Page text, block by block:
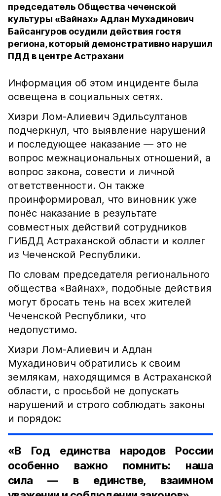
председатель Общества чеченской
культуры «Вайнах» Адлан Мухадинович
Байсангуров осудили действия гостя
региона, который демонстративно нарушил
ПДД в центре Астрахани
Информация об этом инциденте была
освещена в социальных сетях.
Хизри Лом-Алиевич Эдильсултанов
подчеркнул, что выявление нарушений
и последующее наказание — это не
вопрос межнациональных отношений, а
вопрос закона, совести и личной
ответственности. Он также
проинформировал, что виновник уже
понёс наказание в результате
совместных действий сотрудников
ГИБДД Астраханской области и коллег
из Чеченской Республики.
По словам председателя регионального
общества «Вайнах», подобные действия
могут бросать тень на всех жителей
Чеченской Республики, что
недопустимо.
Хизри Лом-Алиевич и Адлан
Мухадинович обратились к своим
землякам, находящимся в Астраханской
области, с просьбой не допускать
нарушений и строго соблюдать законы
и порядок:
«В Год единства народов России
особенно важно помнить: наша
сила — в единстве, взаимном